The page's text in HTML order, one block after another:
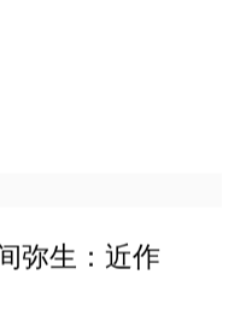
弥生：近作